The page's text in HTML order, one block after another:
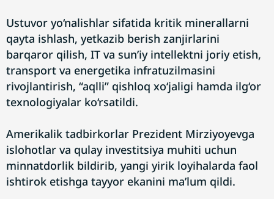
Ustuvor yo‘nalishlar sifatida kritik minerallarni
qayta ishlash, yetkazib berish zanjirlarini
barqaror qilish, IT va sun’iy intellektni joriy etish,
transport va energetika infratuzilmasini
rivojlantirish, “aqlli” qishloq xo‘jaligi hamda ilg‘or
texnologiyalar ko‘rsatildi.
Amerikalik tadbirkorlar Prezident Mirziyoyevga
islohotlar va qulay investitsiya muhiti uchun
minnatdorlik bildirib, yangi yirik loyihalarda faol
ishtirok etishga tayyor ekanini ma’lum qildi.